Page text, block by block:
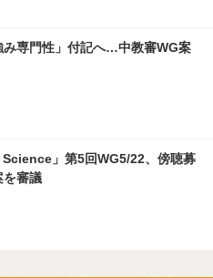
み専門性」付記へ…中教審WG案
」第5回WG5/22、傍聴募
審議